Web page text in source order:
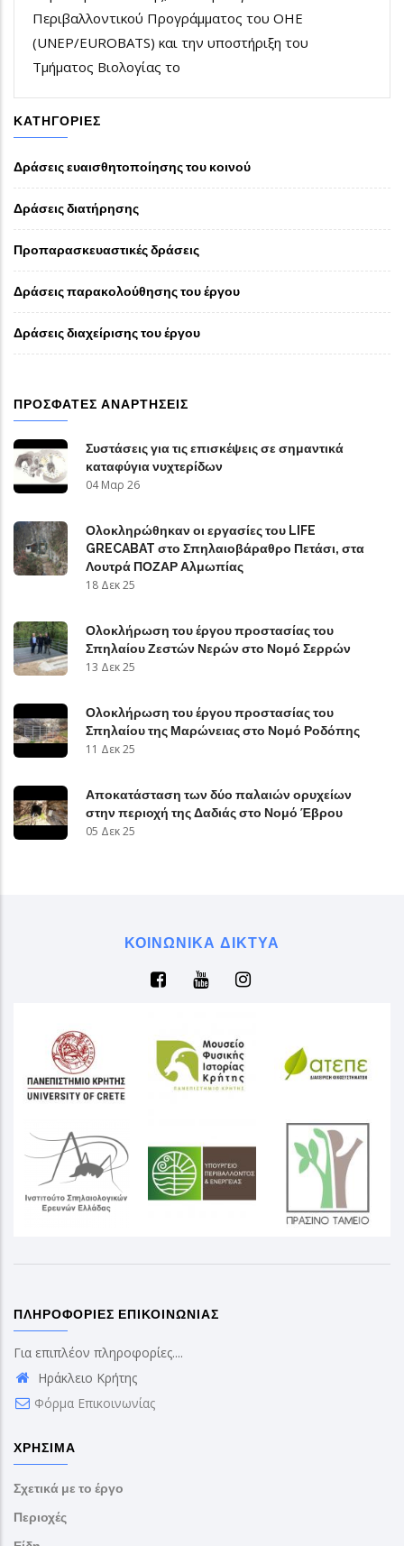
Περιβαλλοντικού Προγράμματος του ΟΗΕ
(UNEP/EUROBATS) και την υποστήριξη του
Τμήματος Βιολογίας το
ΚΑΤΗΓΟΡΊΕΣ
Δράσεις ευαισθητοποίησης του κοινού
Δράσεις διατήρησης
Προπαρασκευαστικές δράσεις
Δράσεις παρακολούθησης του έργου
Δράσεις διαχείρισης του έργου
ΠΡΌΣΦΑΤΕΣ ΑΝΑΡΤΉΣΕΙΣ
Συστάσεις για τις επισκέψεις σε σημαντικά
καταφύγια νυχτερίδων
04 Μαρ 26
Ολοκληρώθηκαν οι εργασίες του LIFE
GRECABAT στο Σπηλαιοβάραθρο Πετάσι, στα
Λουτρά ΠΟΖΑΡ Αλμωπίας
18 Δεκ 25
Ολοκλήρωση του έργου προστασίας του
Σπηλαίου Ζεστών Νερών στο Νομό Σερρών
13 Δεκ 25
Ολοκλήρωση του έργου προστασίας του
Σπηλαίου της Μαρώνειας στο Νομό Ροδόπης
11 Δεκ 25
Αποκατάσταση των δύο παλαιών ορυχείων
στην περιοχή της Δαδιάς στο Νομό Έβρου
05 Δεκ 25
ΚΟΙΝΩΝΙΚΆ ΔΊΚΤΥΑ
ΠΛΗΡΟΦΟΡΊΕΣ ΕΠΙΚΟΙΝΩΝΊΑΣ
Για επιπλέον πληροφορίες....
Ηράκλειο Κρήτης
Φόρμα Επικοινωνίας
ΧΡΉΣΙΜΑ
Σχετικά με το έργο
Περιοχές